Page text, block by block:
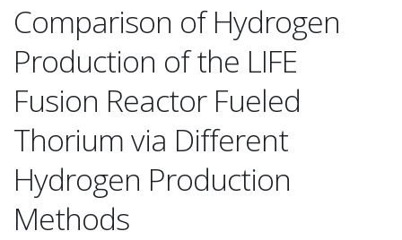
Comparison of Hydrogen
Production of the LIFE
Fusion Reactor Fueled
Thorium via Different
Hydrogen Production
Methods